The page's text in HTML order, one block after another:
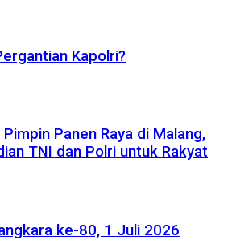
Kapolri?
Panen Raya di Malang,
TNI dan Polri untuk Rakyat
ke-80, 1 Juli 2026